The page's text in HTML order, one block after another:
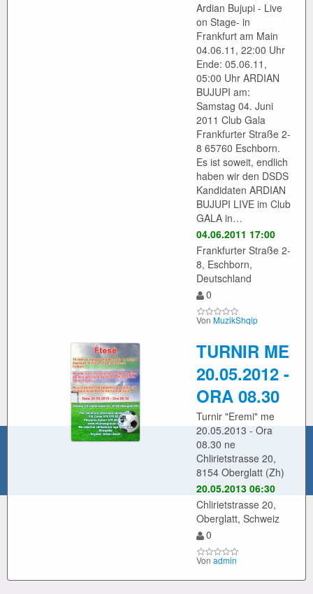
Ardian Bujupi - Live
on Stage- in
Frankfurt am Main
04.06.11, 22:00 Uhr
Ende: 05.06.11,
05:00 Uhr ARDIAN
BUJUPI am:
Samstag 04. Juni
2011 Club Gala
Frankfurter Straße 2-
8 65760 Eschborn.
Es ist soweit, endlich
haben wir den DSDS
Kandidaten ARDIAN
BUJUPI LIVE im Club
GALA in…
04.06.2011 17:00
Frankfurter Straße 2-
8, Eschborn,
Deutschland
0
Von MuzikShqip
TURNIR ME
20.05.2012 -
ORA 08.30
Turnir "Eremi" me
20.05.2013 - Ora
08.30 ne
Chlirietstrasse 20,
8154 Oberglatt (Zh)
20.05.2013 06:30
Chlirietstrasse 20,
Oberglatt, Schweiz
0
Von admin